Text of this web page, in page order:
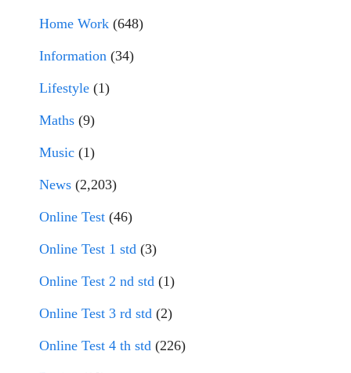
Home Work (648)
Information (34)
Lifestyle (1)
Maths (9)
Music (1)
News (2,203)
Online Test (46)
Online Test 1 std (3)
Online Test 2 nd std (1)
Online Test 3 rd std (2)
Online Test 4 th std (226)